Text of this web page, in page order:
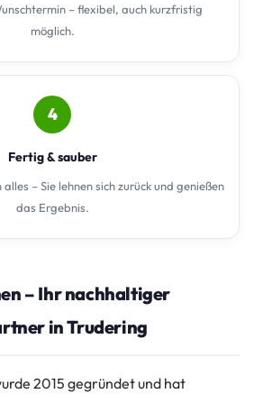
– flexibel, auch kurzfristig
möglich.
4
Fertig & sauber
– Sie lehnen sich zurück und genießen
das Ergebnis.
– Ihr nachhaltiger
in Trudering
2015 gegründet und hat